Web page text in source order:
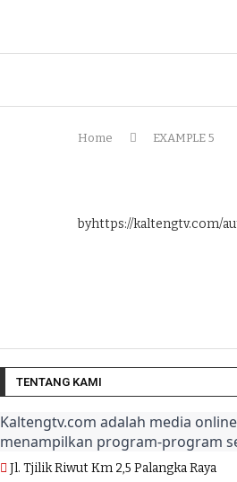
Home EXAMPLE 5
byhttps://kaltengtv.com/
TENTANG KAMI
Kaltengtv.com adalah media
menampilkan program-program
Jl. Tjilik Riwut Km 2,5 Palangka Raya